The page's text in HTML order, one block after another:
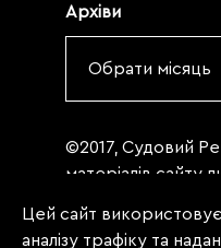
Архіви
Обрати місяць
©2017, Судовий
матеріалів сайту
«Судовий
Цей сайт
аналізу трафіку та